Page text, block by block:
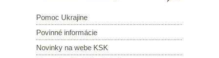
Pomoc Ukrajine
Povinné informácie
Novinky na webe KSK